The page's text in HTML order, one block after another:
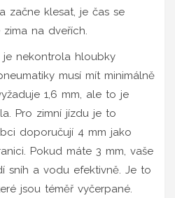
začne klesat, je čas se
na dveřích.
je nekontrola hloubky
musí mít minimálně
1,6 mm, ale to je
Pro zimní jízdu je to
doporučují 4 mm jako
Pokud máte 3 mm, vaše
sníh a vodu efektivně. Je to
jsou téměř vyčerpané.